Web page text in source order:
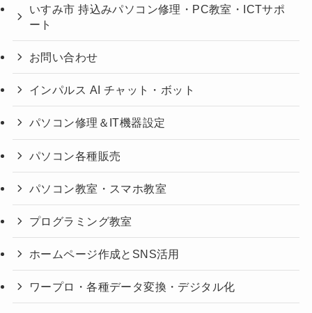
いすみ市 持込みパソコン修理・PC教室・ICTサポ
ート
お問い合わせ
インパルス AI チャット・ボット
パソコン修理＆IT機器設定
パソコン各種販売
パソコン教室・スマホ教室
プログラミング教室
ホームページ作成とSNS活用
ワープロ・各種データ変換・デジタル化